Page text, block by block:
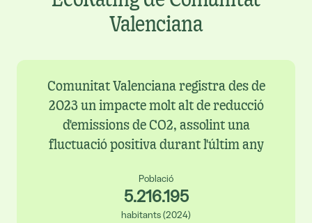
Per a persones
Per a administracions
Per a empreses
Valenciana
Comunitat Valenciana registra des de
2023 un impacte molt alt de reducció
d'emissions de CO2, assolint una
fluctuació positiva durant l'últim any
Població
5.216.195
habitants(2024)